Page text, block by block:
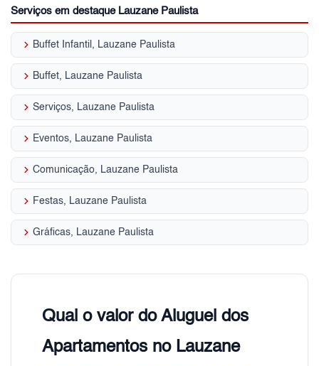
Serviços em destaque Lauzane Paulista
keyboard_arrow_right Buffet Infantil, Lauzane Paulista
keyboard_arrow_right Buffet, Lauzane Paulista
keyboard_arrow_right Serviços, Lauzane Paulista
keyboard_arrow_right Eventos, Lauzane Paulista
keyboard_arrow_right Comunicação, Lauzane Paulista
keyboard_arrow_right Festas, Lauzane Paulista
keyboard_arrow_right Gráficas, Lauzane Paulista
Qual o valor do Aluguel dos
Apartamentos no Lauzane